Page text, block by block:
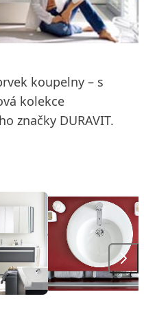
koupelny – s
kolekce
značky DURAVIT.